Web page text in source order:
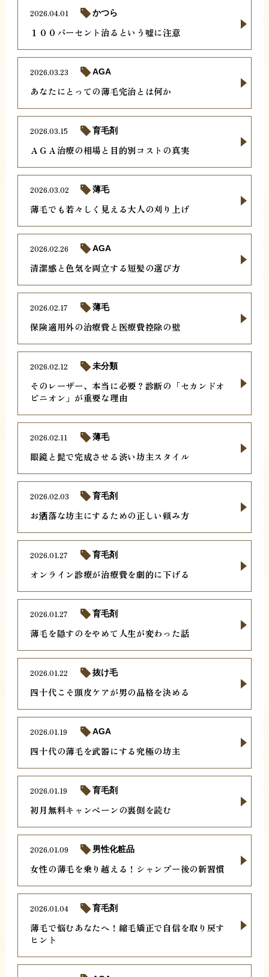
１００パーセント治るという嘘に注意
2026.04.01 かつら
あなたにとっての薄毛完治とは何か
2026.03.23 AGA
ＡＧＡ治療の相場と目的別コストの真実
2026.03.15 育毛剤
薄毛でも若々しく見える大人の刈り上げ
2026.03.02 薄毛
清潔感と色気を両立する短髪の選び方
2026.02.26 AGA
保険適用外の治療費と医療費控除の壁
2026.02.17 薄毛
そのレーザー、本当に必要？診断の「セカンドオ
ピニオン」が重要な理由
2026.02.12 未分類
眼鏡と髭で完成させる渋い坊主スタイル
2026.02.11 薄毛
お洒落な坊主にするための正しい頼み方
2026.02.03 育毛剤
オンライン診療が治療費を劇的に下げる
2026.01.27 育毛剤
薄毛を隠すのをやめて人生が変わった話
2026.01.27 育毛剤
四十代こそ頭皮ケアが男の品格を決める
2026.01.22 抜け毛
四十代の薄毛を武器にする究極の坊主
2026.01.19 AGA
初月無料キャンペーンの裏側を読む
2026.01.19 育毛剤
女性の薄毛を乗り越える！シャンプー後の新習慣
2026.01.09 男性化粧品
薄毛で悩むあなたへ！縮毛矯正で自信を取り戻す
ヒント
2026.01.04 育毛剤